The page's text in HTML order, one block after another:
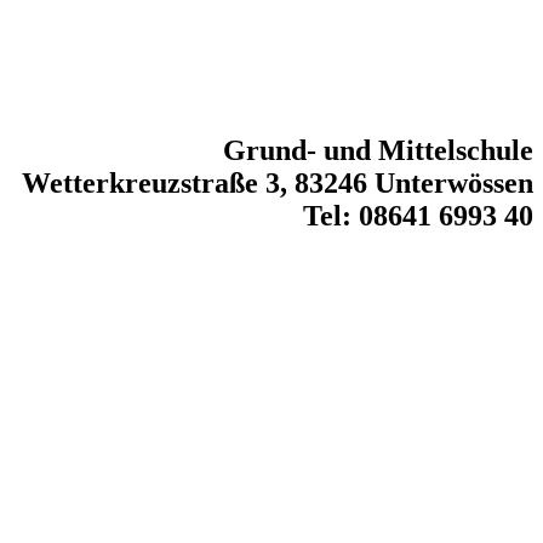
Grund- und Mittelschule
Wetterkreuzstraße 3, 83246 Unterwössen
Tel: 08641 6993 40